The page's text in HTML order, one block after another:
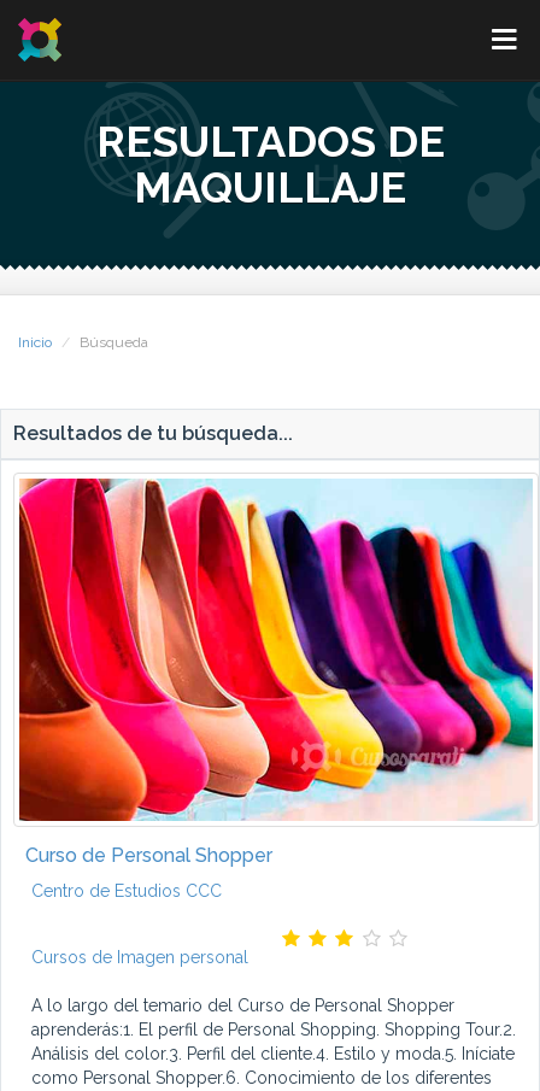
RESULTADOS DE
MAQUILLAJE
Inicio Búsqueda
Resultados de tu búsqueda...
Curso de Personal Shopper
Centro de Estudios CCC
Cursos de Imagen personal
A lo largo del temario del Curso de Personal Shopper
aprenderás:1. El perfil de Personal Shopping. Shopping Tour.2.
Análisis del color.3. Perfil del cliente.4. Estilo y moda.5. Iníciate
como Personal Shopper.6. Conocimiento de los diferentes